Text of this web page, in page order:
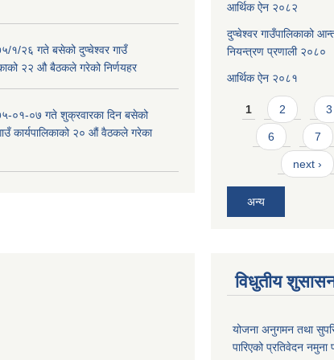
१/२६ गते बसेको दुप्चेश्वर गाउँ
२२ औ बैठकले गरेको निर्णयहर
०१-०७ गते शुक्रवारका दिन बसेको
कार्यपालिकाको २० औं वैठकले गरेका
आर्थिक ऐन २०८२
दुप्चेश्वर गाउँपालिकाको
नियन्त्रण प्रणाली २०८०
आर्थिक ऐन २०८१
Pages
1 2 3
6 7
next ›
अन्य
विधुतीय
योजना अनुगमन तथा
पारिएको प्रतिवेदन नमुना